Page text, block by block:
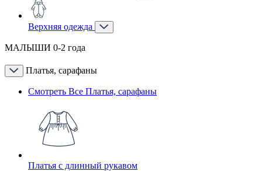
Верхняя одежда
МАЛЫШИ 0-2 года
Платья, сарафаны
Смотреть Все Платья, сарафаны
Платья с длинный рукавом